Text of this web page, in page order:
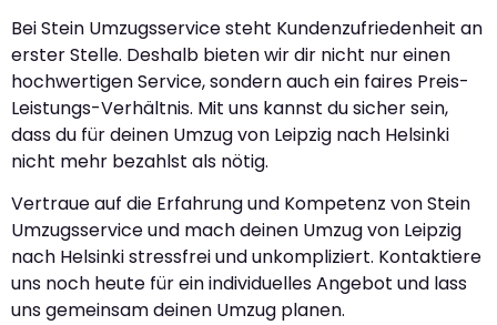
Bei Stein Umzugsservice steht Kundenzufriedenheit an
erster Stelle. Deshalb bieten wir dir nicht nur einen
hochwertigen Service, sondern auch ein faires Preis-
Leistungs-Verhältnis. Mit uns kannst du sicher sein,
dass du für deinen Umzug von Leipzig nach Helsinki
nicht mehr bezahlst als nötig.
Vertraue auf die Erfahrung und Kompetenz von Stein
Umzugsservice und mach deinen Umzug von Leipzig
nach Helsinki stressfrei und unkompliziert. Kontaktiere
uns noch heute für ein individuelles Angebot und lass
uns gemeinsam deinen Umzug planen.